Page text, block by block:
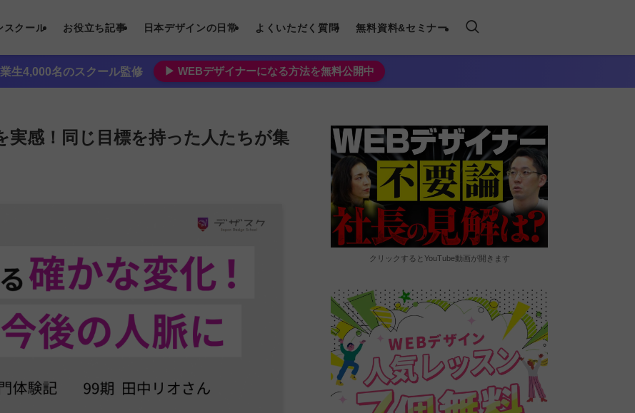
スクール お役立ち記事 日本デザインの日常 よくいただく質問 無料資料&セミナー
生4,000名のスクール監修 ▶︎ WEBデザイナーになる方法を無料公開中
感！同じ目標を持った人たちが集
クリックするとYouTube動画が開きます